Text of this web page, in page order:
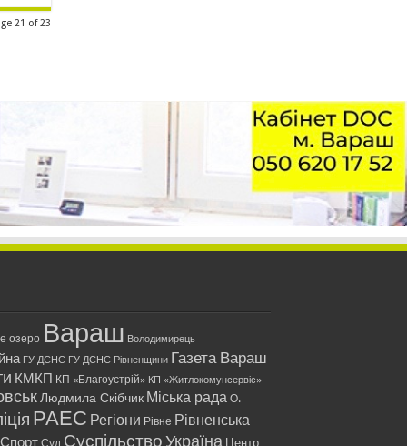
21 of 23
озеро Вараш Володимирець
ГУ ДСНС ГУ ДСНС Рівненщини Газета Вараш
КМКП КП «Благоустрій» КП «Житлокомунсервіс»
Людмила Скібчик Міська рада О.
РАЕС Регіони Рівне Рівненська
Спорт Суд Суспільство Україна Центр